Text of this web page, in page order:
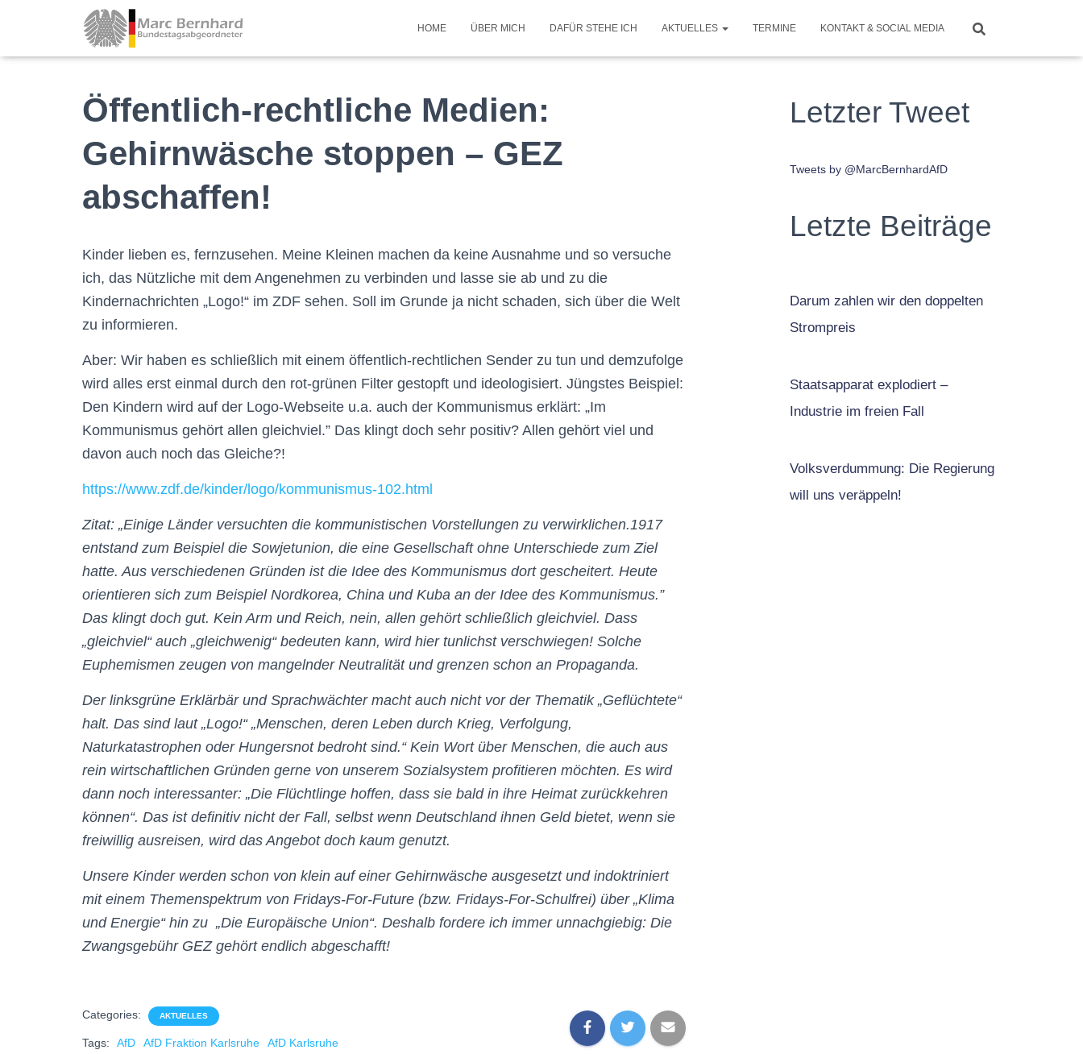
HOME ÜBER MICH DAFÜR STEHE ICH AKTUELLES TERMINE KONTAKT & SOCIAL MEDIA
Öffentlich-rechtliche Medien:
Gehirnwäsche stoppen – GEZ
abschaffen!
Kinder lieben es, fernzusehen. Meine Kleinen machen da keine Ausnahme und so versuche
ich, das Nützliche mit dem Angenehmen zu verbinden und lasse sie ab und zu die
Kindernachrichten „Logo!“ im ZDF sehen. Soll im Grunde ja nicht schaden, sich über die Welt
zu informieren.
Aber: Wir haben es schließlich mit einem öffentlich-rechtlichen Sender zu tun und demzufolge
wird alles erst einmal durch den rot-grünen Filter gestopft und ideologisiert. Jüngstes Beispiel:
Den Kindern wird auf der Logo-Webseite u.a. auch der Kommunismus erklärt: „Im
Kommunismus gehört allen gleichviel.” Das klingt doch sehr positiv? Allen gehört viel und
davon auch noch das Gleiche?!
https://www.zdf.de/kinder/logo/kommunismus-102.html
Zitat: „Einige Länder versuchten die kommunistischen Vorstellungen zu verwirklichen.1917
entstand zum Beispiel die Sowjetunion, die eine Gesellschaft ohne Unterschiede zum Ziel
hatte. Aus verschiedenen Gründen ist die Idee des Kommunismus dort gescheitert. Heute
orientieren sich zum Beispiel Nordkorea, China und Kuba an der Idee des Kommunismus.”
Das klingt doch gut. Kein Arm und Reich, nein, allen gehört schließlich gleichviel. Dass
„gleichviel“ auch „gleichwenig“ bedeuten kann, wird hier tunlichst verschwiegen! Solche
Euphemismen zeugen von mangelnder Neutralität und grenzen schon an Propaganda.
Der linksgrüne Erklärbär und Sprachwächter macht auch nicht vor der Thematik „Geflüchtete“
halt. Das sind laut „Logo!“ „Menschen, deren Leben durch Krieg, Verfolgung,
Naturkatastrophen oder Hungersnot bedroht sind.“ Kein Wort über Menschen, die auch aus
rein wirtschaftlichen Gründen gerne von unserem Sozialsystem profitieren möchten. Es wird
dann noch interessanter: „Die Flüchtlinge hoffen, dass sie bald in ihre Heimat zurückkehren
können“. Das ist definitiv nicht der Fall, selbst wenn Deutschland ihnen Geld bietet, wenn sie
freiwillig ausreisen, wird das Angebot doch kaum genutzt.
Unsere Kinder werden schon von klein auf einer Gehirnwäsche ausgesetzt und indoktriniert
mit einem Themenspektrum von Fridays-For-Future (bzw. Fridays-For-Schulfrei) über „Klima
und Energie“ hin zu „Die Europäische Union“. Deshalb fordere ich immer unnachgiebig: Die
Zwangsgebühr GEZ gehört endlich abgeschafft!
Categories: AKTUELLES
Tags: AfD AfD Fraktion Karlsruhe
AfD Karlsruhe
Letzter Tweet
Tweets by @MarcBernhardAfD
Letzte Beiträge
Darum zahlen wir den doppelten
Strompreis
Staatsapparat explodiert –
Industrie im freien Fall
Volksverdummung: Die Regierung
will uns veräppeln!